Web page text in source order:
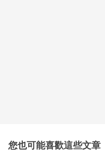
您也可能喜歡這些文章